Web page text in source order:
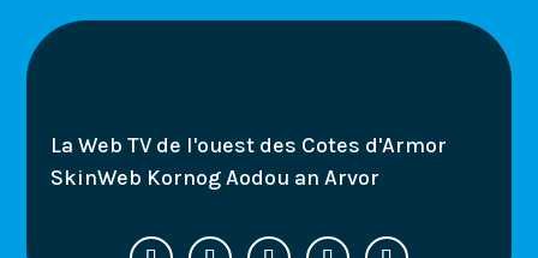
La Web TV de l'ouest des Cotes d'Armor
SkinWeb Kornog Aodou an Arvor